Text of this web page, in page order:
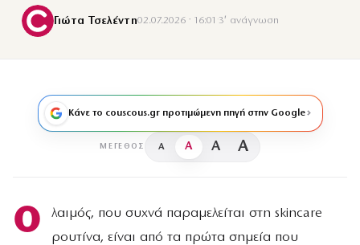
Γιώτα Τσελέντη02.07.2026 · 16:01 ·3′ ανάγνωση
Κάνε το couscous.gr προτιμώμενη πηγή στην Google
ΜΈΓΕΘΟΣ A A A A
Ο
λαιμός, που συχνά παραμελείται στη skincare
ρουτίνα, είναι από τα πρώτα σημεία που